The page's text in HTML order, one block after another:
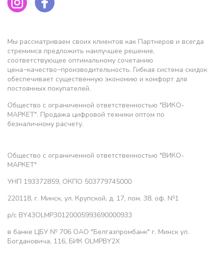
Мы рассматриваем своих клиентов как Партнеров и всегда
стремимся предложить наилучшее решение,
соответствующее оптимальному сочетанию
цена−качество−производительность. Гибкая система скидок
обеспечивает существенную экономию и комфорт для
постоянных покупателей.
Общество с ограниченной ответственностью "ВИКО-
МАРКЕТ". Продажа цифровой техники оптом по
безналичному расчету.
Общество с ограниченной ответственностью "ВИКО-
МАРКЕТ"
УНП 193372859, ОКПО 503779745000
220118, г. Минск, ул. Крупской, д. 17, пом. 38, оф. №1
р/с BY43OLMP30120005993690000933
в банке ЦБУ № 706 ОАО "Белгазпромбанк" г. Минск ул.
Богдановича, 116, БИК OLMPBY2X